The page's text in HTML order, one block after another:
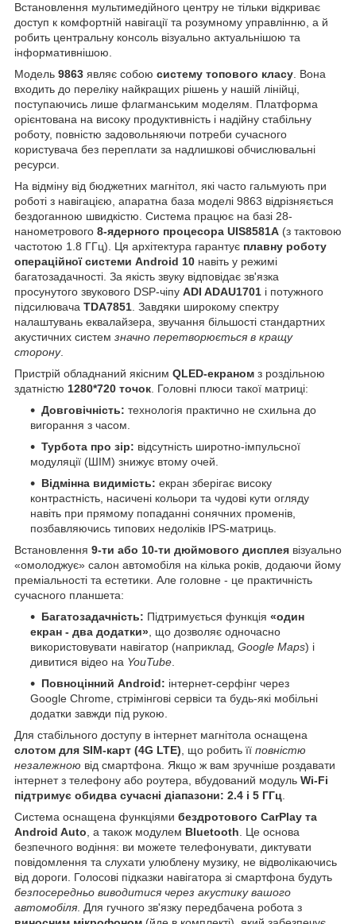
Встановлення мультимедійного центру не тільки відкриває
доступ к комфортній навігації та розумному управлінню, а й
робить центральну консоль візуально актуальнішою та
інформативнішою.
Модель 9863 являє собою систему топового класу. Вона
входить до переліку найкращих рішень у нашій лінійці,
поступаючись лише флагманським моделям. Платформа
орієнтована на високу продуктивність і надійну стабільну
роботу, повністю задовольняючи потреби сучасного
користувача без переплати за надлишкові обчислювальні
ресурси.
На відміну від бюджетних магнітол, які часто гальмують при
роботі з навігацією, апаратна база моделі 9863 відрізняється
бездоганною швидкістю. Система працює на базі 28-
нанометрового 8-ядерного процесора UIS8581A (з тактовою
частотою 1.8 ГГц). Ця архітектура гарантує плавну роботу
операційної системи Android 10 навіть у режимі
багатозадачності. За якість звуку відповідає зв'язка
просунутого звукового DSP-чіпу ADI ADAU1701 і потужного
підсилювача TDA7851. Завдяки широкому спектру
налаштувань еквалайзера, звучання більшості стандартних
акустичних систем значно перетворюється в кращу
сторону.
Пристрій обладнаний якісним QLED-екраном з роздільною
здатністю 1280*720 точок. Головні плюси такої матриці:
Довговічність: технологія практично не схильна до
вигорання з часом.
Турбота про зір: відсутність широтно-імпульсної
модуляції (ШІМ) знижує втому очей.
Відмінна видимість: екран зберігає високу
контрастність, насичені кольори та чудові кути огляду
навіть при прямому попаданні сонячних променів,
позбавляючись типових недоліків IPS-матриць.
Встановлення 9-ти або 10-ти дюймового дисплея візуально
«омолоджує» салон автомобіля на кілька років, додаючи йому
преміальності та естетики. Але головне - це практичність
сучасного планшета:
Багатозадачність: Підтримується функція «один
екран - два додатки», що дозволяє одночасно
використовувати навігатор (наприклад, Google Maps) і
дивитися відео на YouTube.
Повноцінний Android: інтернет-серфінг через
Google Chrome, стрімінгові сервіси та будь-які мобільні
додатки завжди під рукою.
Для стабільного доступу в інтернет магнітола оснащена
слотом для SIM-карт (4G LTE), що робить її повністю
незалежною від смартфона. Якщо ж вам зручніше роздавати
інтернет з телефону або роутера, вбудований модуль Wi-Fi
підтримує обидва сучасні діапазони: 2.4 і 5 ГГц.
Система оснащена функціями бездротового CarPlay та
Android Auto, а також модулем Bluetooth. Це основа
безпечного водіння: ви можете телефонувати, диктувати
повідомлення та слухати улюблену музику, не відволікаючись
від дороги. Голосові підказки навігатора зі смартфона будуть
безпосередньо виводитися через акустику вашого
автомобіля. Для гучного зв'язку передбачена робота з